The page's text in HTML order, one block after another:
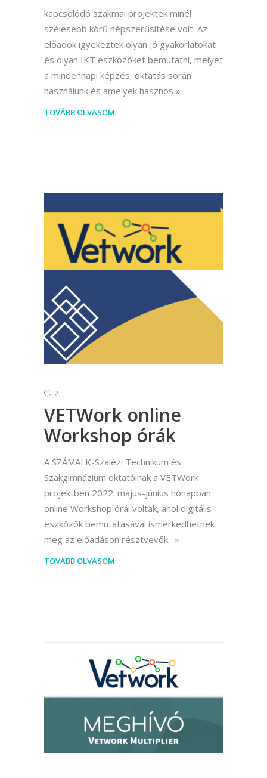
kapcsolódó szakmai projektek minél
szélesebb körű népszerűsítése volt. Az
előadók igyekeztek olyan jó gyakorlatokat
és olyan IKT eszközöket bemutatni, melyet
a mindennapi képzés, oktatás során
használunk és amelyek hasznos
TOVÁBB OLVASOM
2
VETWork online
Workshop órák
A SZÁMALK-Szalézi Technikum és
Szakgimnázium oktatóinak a VETWork
projektben 2022. május-június hónapban
online Workshop órái voltak, ahol digitális
eszközök bemutatásával ismerkedhetnek
meg az előadáson résztvevők.
TOVÁBB OLVASOM